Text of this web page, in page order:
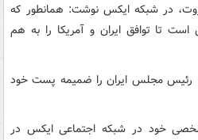
در شبکه ایکس نوشت: همانطور که
است تا توافق ایران و آمریکا را به هم
رئیس مجلس ایران را ضمیمه پست خود
خود در شبکه اجتماعی ایکس در